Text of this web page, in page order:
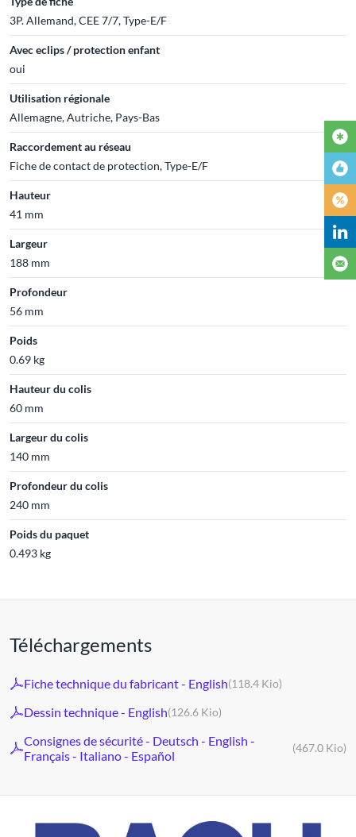
3P. Allemand, CEE 7/7, Type-E/F
Avec eclips / protection enfant
oui
Utilisation régionale
Allemagne, Autriche, Pays-Bas
Raccordement au réseau
Fiche de contact de protection, Type-E/F
Hauteur
41 mm
Largeur
188 mm
Profondeur
56 mm
Poids
0.69 kg
Hauteur du colis
60 mm
Largeur du colis
140 mm
Profondeur du colis
240 mm
Poids du paquet
0.493 kg
Téléchargements
Fiche technique du fabricant - English(118.4 Kio)
Dessin technique - English(126.6 Kio)
Consignes de sécurité - Deutsch - English -
Français - Italiano - Español
(467.0 Kio)